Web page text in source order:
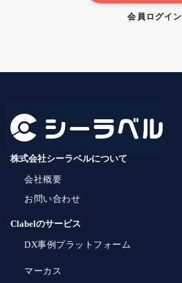
会員ログイン
株式会社シーラベルについて
会社概要
お問い合わせ
Clabelのサービス
DX事例プラットフォーム
マーカス